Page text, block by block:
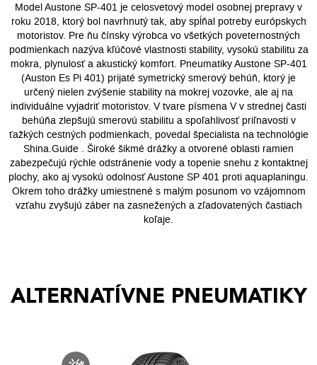
Model Austone SP-401 je celosvetový model osobnej prepravy v
roku 2018, ktorý bol navrhnutý tak, aby spĺňal potreby európskych
motoristov. Pre ňu čínsky výrobca vo všetkých poveternostných
podmienkach nazýva kľúčové vlastnosti stability, vysokú stabilitu za
mokra, plynulosť a akustický komfort. Pneumatiky Austone SP-401
(Auston Es Pi 401) prijaté symetrický smerový behúň, ktorý je
určený nielen zvýšenie stability na mokrej vozovke, ale aj na
individuálne vyjadriť motoristov. V tvare písmena V v strednej časti
behúňa zlepšujú smerovú stabilitu a spoľahlivosť priľnavosti v
ťažkých cestných podmienkach, povedal špecialista na technológie
Shina.Guide . Široké šikmé drážky a otvorené oblasti ramien
zabezpečujú rýchle odstránenie vody a topenie snehu z kontaktnej
plochy, ako aj vysokú odolnosť Austone SP 401 proti aquaplaningu.
Okrem toho drážky umiestnené s malým posunom vo vzájomnom
vzťahu zvyšujú záber na zasnežených a zľadovatených častiach
koľaje.
ALTERNATÍVNE PNEUMATIKY